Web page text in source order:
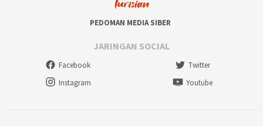
PEDOMAN MEDIA SIBER
JARINGAN SOCIAL
Facebook
Twitter
Instagram
Youtube